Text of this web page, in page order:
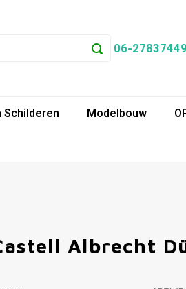
06-27837449
Schilderen Modelbouw
Albrecht